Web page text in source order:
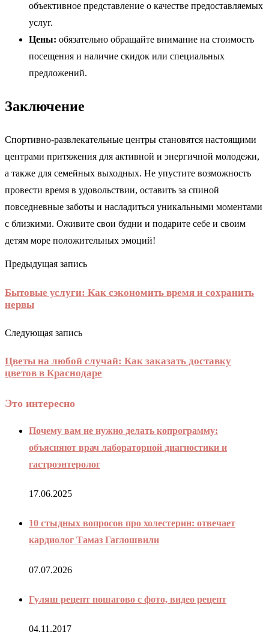
объективное представление о качестве предоставляемых
услуг.
Цены: обязательно обращайте внимание на стоимость
посещения и наличие скидок или специальных
предложений.
Заключение
Спортивно-развлекательные центры становятся настоящими
центрами притяжения для активной и энергичной молодежи,
а также для семейных выходных. Не упустите возможность
провести время в удовольствии, оставить за спиной
повседневные заботы и насладиться уникальными моментами
с близкими. Оживите свои будни и подарите себе и своим
детям море положительных эмоций!
Предыдущая запись
Бытовые услуги: Как сэкономить время и сохранить
нервы
Следующая запись
Цветы на любой случай: Как заказать доставку
цветов в Краснодаре
Это интересно
Почему вам не нужно делать копрограмму:
объясняют врач лабораторной диагностики и
гастроэнтеролог
17.06.2025
10 стыдных вопросов про холестерин: отвечает
кардиолог Тамаз Гаглошвили
07.07.2026
Гуляш рецепт пошагово с фото, видео рецепт
04.11.2017